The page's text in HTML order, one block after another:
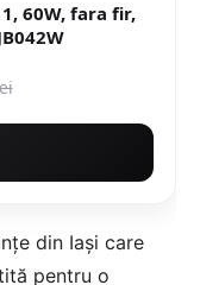
60W, fara fir,
din Iaşi care
pentru o